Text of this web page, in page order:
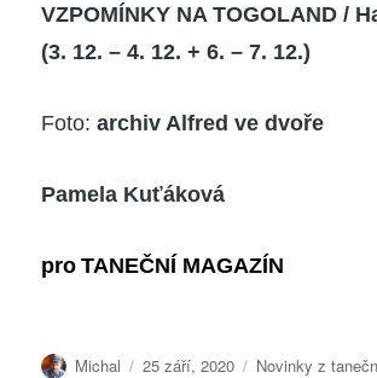
VZPOMÍNKY NA TOGOLAND /
(3. 12. – 4. 12. + 6. – 7. 12.)
Foto: archiv Alfred ve dvoře
Pamela Kuťáková
pro TANEČNÍ MAGAZÍN
Autor:
Michal Publikováno:
25 září, 2020 Rubriky:
Novinky z